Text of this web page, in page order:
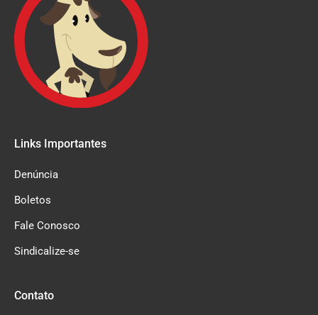
Links Importantes
Denúncia
Boletos
Fale Conosco
Sindicalize-se
Contato